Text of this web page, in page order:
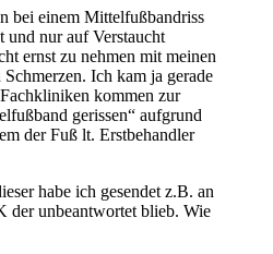
bei einem Mittelfußbandriss
und nur auf Verstaucht
ernst zu nehmen mit meinen
Schmerzen. Ich kam ja gerade
kommen zur
gerissen“ aufgrund
der Fuß lt. Erstbehandler
habe ich gesendet z.B. an
der unbeantwortet blieb. Wie